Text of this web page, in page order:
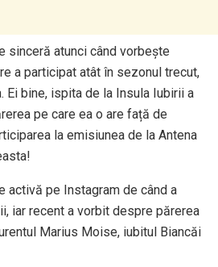
sinceră atunci când vorbește
a participat atât în sezonul trecut,
Ei bine, ispita de la Insula Iubirii a
pe care ea o are față de
la emisiunea de la Antena
activă pe Instagram de când a
iar recent a vorbit despre părerea
Marius Moise, iubitul Biancăi